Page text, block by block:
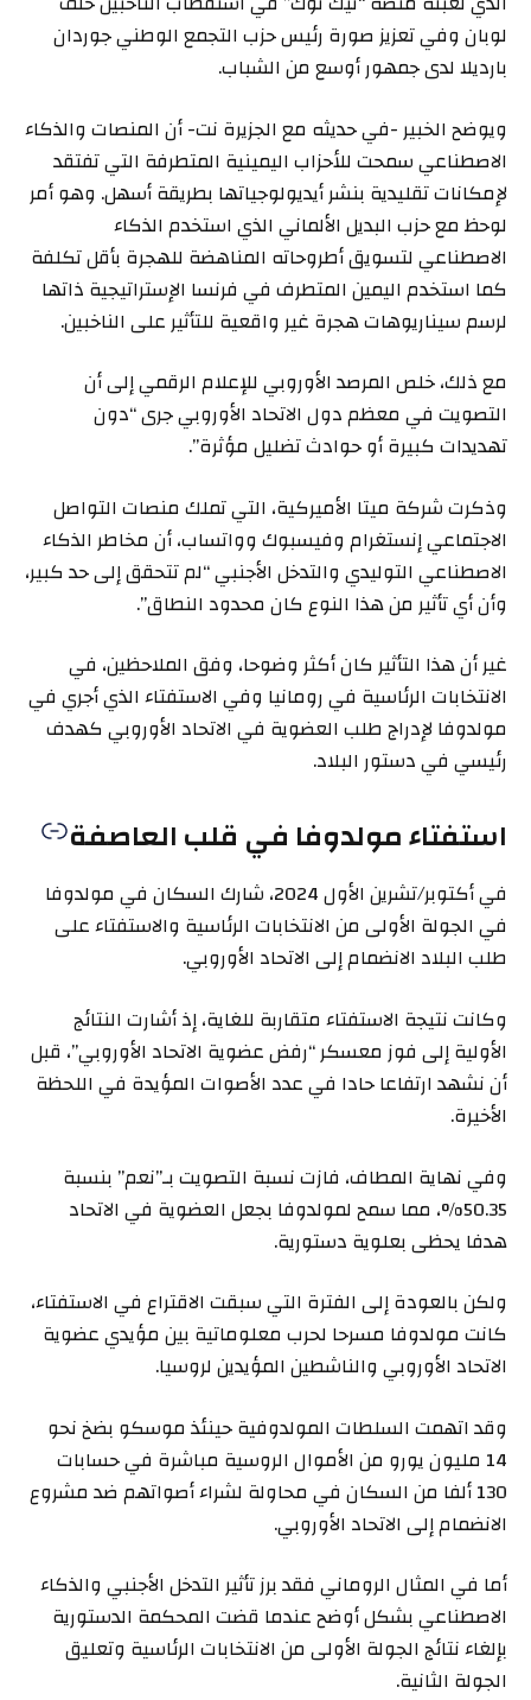
لوبان وفي تعزيز صورة رئيس حزب التجمع الوطني جوردان
بارديلا لدى جمهور أوسع من الشباب.
ويوضح الخبير -في حديثه مع الجزيرة نت- أن المنصات والذكاء
الاصطناعي سمحت للأحزاب اليمينية المتطرفة التي تفتقد
لإمكانات تقليدية بنشر أيديولوجياتها بطريقة أسهل. وهو أمر
لوحظ مع حزب البديل الألماني الذي استخدم الذكاء
الاصطناعي لتسويق أطروحاته المناهضة للهجرة بأقل تكلفة
كما استخدم اليمين المتطرف في فرنسا الإستراتيجية ذاتها
لرسم سيناريوهات هجرة غير واقعية للتأثير على الناخبين.
مع ذلك، خلص المرصد الأوروبي للإعلام الرقمي إلى أن
التصويت في معظم دول الاتحاد الأوروبي جرى “دون
تهديدات كبيرة أو حوادث تضليل مؤثرة”.
وذكرت شركة ميتا الأميركية، التي تملك منصات التواصل
الاجتماعي إنستغرام وفيسبوك وواتساب، أن مخاطر الذكاء
الاصطناعي التوليدي والتدخل الأجنبي “لم تتحقق إلى حد كبير،
وأن أي تأثير من هذا النوع كان محدود النطاق”.
غير أن هذا التأثير كان أكثر وضوحا، وفق الملاحظين، في
الانتخابات الرئاسية في رومانيا وفي الاستفتاء الذي أجري في
مولدوفا لإدراج طلب العضوية في الاتحاد الأوروبي كهدف
رئيسي في دستور البلاد.
استفتاء مولدوفا في قلب العاصفة
في أكتوبر/تشرين الأول 2024، شارك السكان في مولدوفا
في الجولة الأولى من الانتخابات الرئاسية والاستفتاء على
طلب البلاد الانضمام إلى الاتحاد الأوروبي.
وكانت نتيجة الاستفتاء متقاربة للغاية، إذ أشارت النتائج
الأولية إلى فوز معسكر “رفض عضوية الاتحاد الأوروبي”، قبل
أن نشهد ارتفاعا حادا في عدد الأصوات المؤيدة في اللحظة
الأخيرة.
وفي نهاية المطاف، فازت نسبة التصويت بـ”نعم” بنسبة
50.35%، مما سمح لمولدوفا بجعل العضوية في الاتحاد
هدفا يحظى بعلوية دستورية.
ولكن بالعودة إلى الفترة التي سبقت الاقتراع في الاستفتاء،
كانت مولدوفا مسرحا لحرب معلوماتية بين مؤيدي عضوية
الاتحاد الأوروبي والناشطين المؤيدين لروسيا.
وقد اتهمت السلطات المولدوفية حينئذ موسكو بضخ نحو
14 مليون يورو من الأموال الروسية مباشرة في حسابات
130 ألفا من السكان في محاولة لشراء أصواتهم ضد مشروع
الانضمام إلى الاتحاد الأوروبي.
أما في المثال الروماني فقد برز تأثير التدخل الأجنبي والذكاء
الاصطناعي بشكل أوضح عندما قضت المحكمة الدستورية
بإلغاء نتائج الجولة الأولى من الانتخابات الرئاسية وتعليق
الجولة الثانية.